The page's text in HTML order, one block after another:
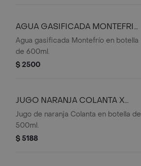
AGUA GASIFICADA MONTEFRIO
BOTELLA X600ML
Agua gasificada Montefrío en botella
de 600ml.
$ 2500
JUGO NARANJA COLANTA X
500ML
Jugo de naranja Colanta en botella de
500ml.
$ 5188